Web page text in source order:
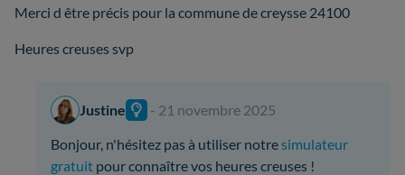
Merci d être précis pour la commune de creysse 24100
Heures creuses svp
Justine
- 21 novembre 2025
Bonjour, n'hésitez pas à utiliser notresimulateur
gratuit pour connaître vos heures creuses !